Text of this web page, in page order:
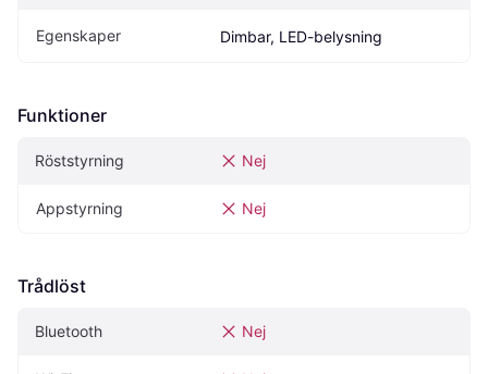
Egenskaper Dimbar, LED-belysning
Funktioner
Röststyrning Nej
Appstyrning Nej
Trådlöst
Bluetooth Nej